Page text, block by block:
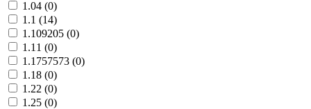
1.04 (0)
1.1 (14)
1.109205 (0)
1.11 (0)
1.1757573 (0)
1.18 (0)
1.22 (0)
1.25 (0)